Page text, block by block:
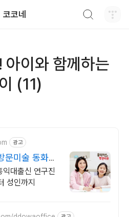
코코네
아이와 함께하는
(11)
광고
문미술 동화미
대출신 연구진
성인까지